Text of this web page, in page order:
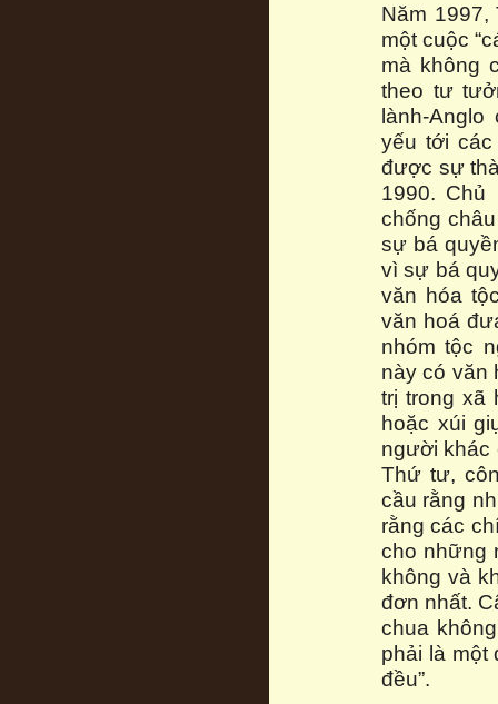
Năm
một cuộc
mà không
theo tư
lành-
yếu tới
được sự
1990.
chống
sự bá
vì sự bá
văn hóa
văn hoá
nhóm tộc
này có văn
trị trong xã
hoặc xúi
người khác
Thứ tư,
cầu rằng
rằng các
cho những
không và
đơn nhất.
chua
phải là một
đều”.